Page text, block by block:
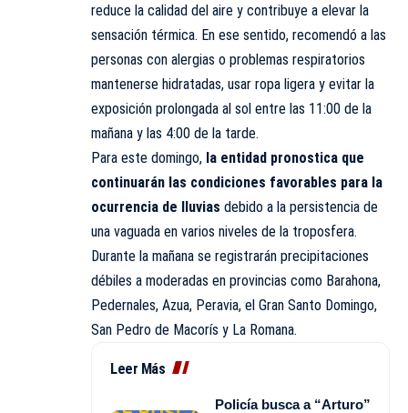
reduce la calidad del aire y contribuye a elevar la
sensación térmica. En ese sentido, recomendó a las
personas con alergias o problemas respiratorios
mantenerse hidratadas, usar ropa ligera y evitar la
exposición prolongada al sol entre las 11:00 de la
mañana y las 4:00 de la tarde.
Para este domingo, la entidad pronostica que
continuarán las condiciones favorables para la
ocurrencia de lluvias debido a la persistencia de
una vaguada en varios niveles de la troposfera.
Durante la mañana se registrarán precipitaciones
débiles a moderadas en provincias como Barahona,
Pedernales, Azua, Peravia, el Gran Santo Domingo,
San Pedro de Macorís y La Romana.
Leer Más
Policía busca a “Arturo”